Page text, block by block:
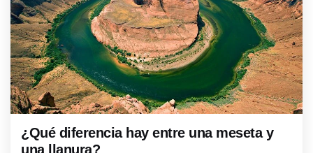
¿Qué diferencia hay entre una meseta y
una llanura?